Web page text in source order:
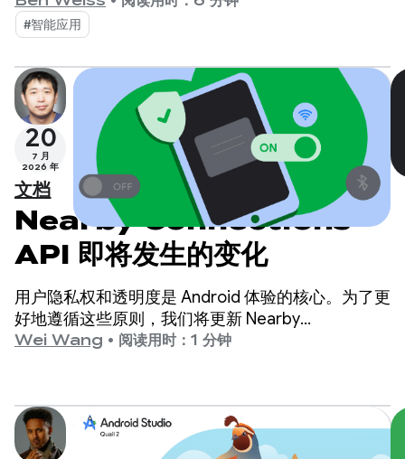
中，我们探讨了如何利用 Firebase AI Logic 构建云
托管型和混合型 AI 功能。
#智能应用
20
7 月
2026 年
文档
Nearby Connections
API 即将发生的变化
用户隐私权和透明度是 Android 体验的核心。为了更
好地遵循这些原则，我们将更新 Nearby
Connections API 在与设备无线装置互动方面的默认
Wei Wang • 阅读用时：1 分钟